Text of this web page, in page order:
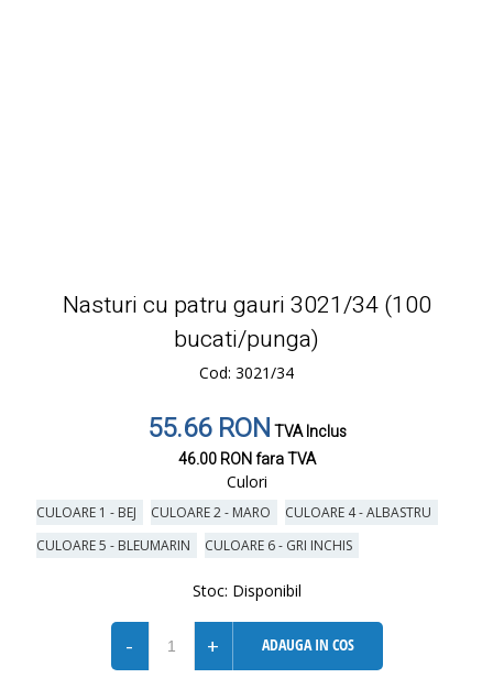
Nasturi cu patru gauri 3021/34 (100
bucati/punga)
Cod: 3021/34
55.66 RONTVA Inclus
46.00 RONfara TVA
Culori
CULOARE 1 - BEJ CULOARE 2 - MARO
CULOARE 4 - ALBASTRU
CULOARE 5 - BLEUMARIN
CULOARE 6 - GRI INCHIS
Stoc: Disponibil
- + ADAUGA IN COS